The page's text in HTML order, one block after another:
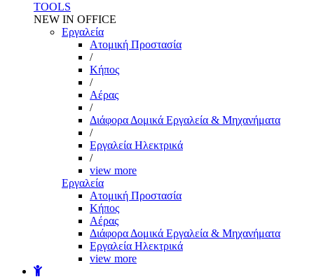
TOOLS
NEW IN OFFICE
Εργαλεία
Aτομική Προστασία
/
Kήπος
/
Αέρας
/
Διάφορα Δομικά Εργαλεία & Μηχανήματα
/
Εργαλεία Ηλεκτρικά
/
view more
Εργαλεία
Aτομική Προστασία
Kήπος
Αέρας
Διάφορα Δομικά Εργαλεία & Μηχανήματα
Εργαλεία Ηλεκτρικά
view more